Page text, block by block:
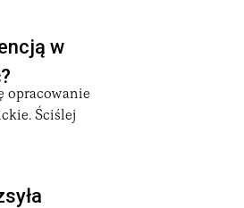
w
opracowanie
Ściślej